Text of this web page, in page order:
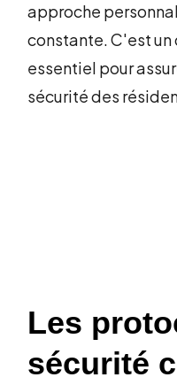
approche
constante. C'est
essentiel pour
sécurité des
Les
sécurité